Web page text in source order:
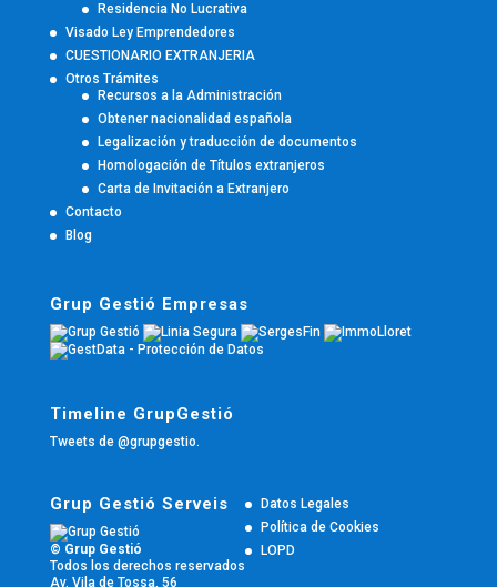
Residencia No Lucrativa
Visado Ley Emprendedores
CUESTIONARIO EXTRANJERIA
Otros Trámites
Recursos a la Administración
Obtener nacionalidad española
Legalización y traducción de documentos
Homologación de Títulos extranjeros
Carta de Invitación a Extranjero
Contacto
Blog
Grup Gestió Empresas
Timeline GrupGestió
Tweets de @grupgestio.
Grup Gestió Serveis
© Grup Gestió
Todos los derechos reservados
Av. Vila de Tossa, 56
Datos Legales
Política de Cookies
LOPD